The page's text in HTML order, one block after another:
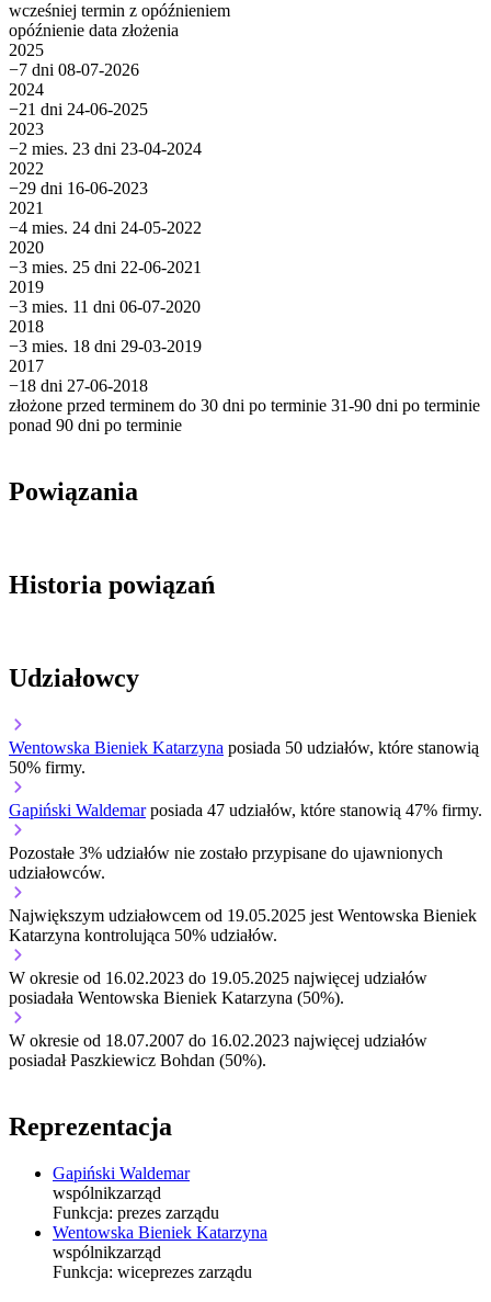
wcześniej termin z opóźnieniem
opóźnienie data złożenia
2025
−7 dni 08-07-2026
2024
−21 dni 24-06-2025
2023
−2 mies. 23 dni 23-04-2024
2022
−29 dni 16-06-2023
2021
−4 mies. 24 dni 24-05-2022
2020
−3 mies. 25 dni 22-06-2021
2019
−3 mies. 11 dni 06-07-2020
2018
−3 mies. 18 dni 29-03-2019
2017
−18 dni 27-06-2018
złożone przed terminem do 30 dni po terminie 31-90 dni po terminie
ponad 90 dni po terminie
Powiązania
Historia powiązań
Udziałowcy
Wentowska Bieniek Katarzyna posiada 50 udziałów, które stanowią
50% firmy.
Gapiński Waldemar posiada 47 udziałów, które stanowią 47% firmy.
Pozostałe 3% udziałów nie zostało przypisane do ujawnionych
udziałowców.
Największym udziałowcem od 19.05.2025 jest Wentowska Bieniek
Katarzyna kontrolująca 50% udziałów.
W okresie od 16.02.2023 do 19.05.2025 najwięcej udziałów
posiadała Wentowska Bieniek Katarzyna (50%).
W okresie od 18.07.2007 do 16.02.2023 najwięcej udziałów
posiadał Paszkiewicz Bohdan (50%).
Reprezentacja
Gapiński Waldemar
wspólnikzarząd
Funkcja: prezes zarządu
Wentowska Bieniek Katarzyna
wspólnikzarząd
Funkcja: wiceprezes zarządu